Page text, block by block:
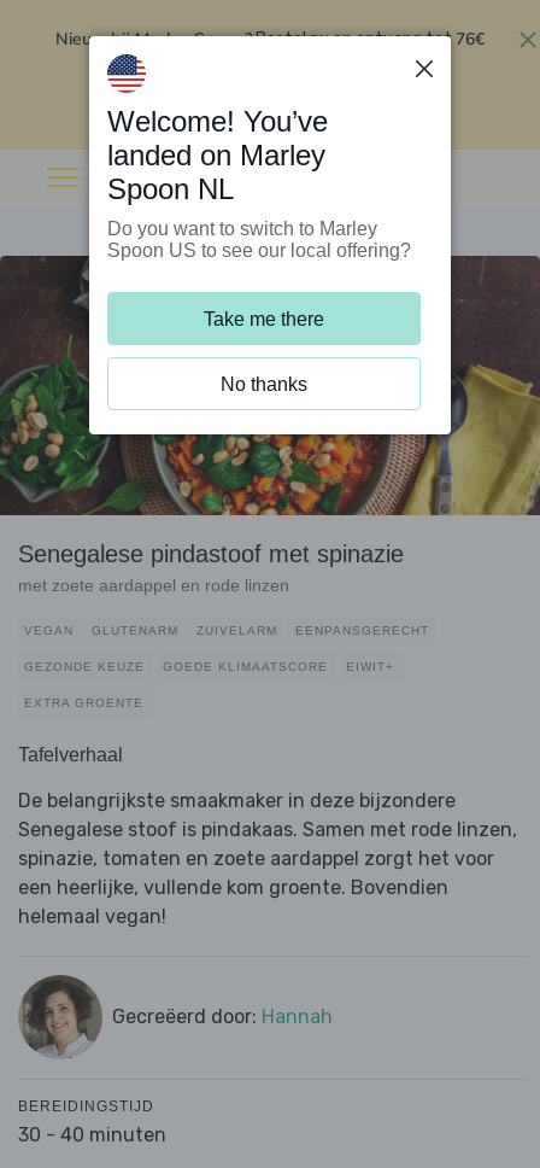
Nieuw bij Marley Spoon?Bestel nu en ontvang tot 76€
Senegalese pindastoof met spinazie
met zoete aardappel en rode linzen
VEGAN GLUTENARM ZUIVELARM EENPANSGERECHT
GEZONDE KEUZE GOEDE KLIMAATSCORE EIWIT+
EXTRA GROENTE
Tafelverhaal
De belangrijkste smaakmaker in deze bijzondere
Senegalese stoof is pindakaas. Samen met rode linzen,
spinazie, tomaten en zoete aardappel zorgt het voor
een heerlijke, vullende kom groente. Bovendien
helemaal vegan!
Gecreëerd door: Hannah
BEREIDINGSTIJD
30 - 40 minuten
Welcome! You’ve
landed on Marley
Spoon NL
Do you want to switch to Marley
Spoon US to see our local offering?
Take me there
No thanks